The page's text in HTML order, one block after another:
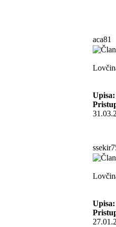
aca81
Upisa:
Upisa: